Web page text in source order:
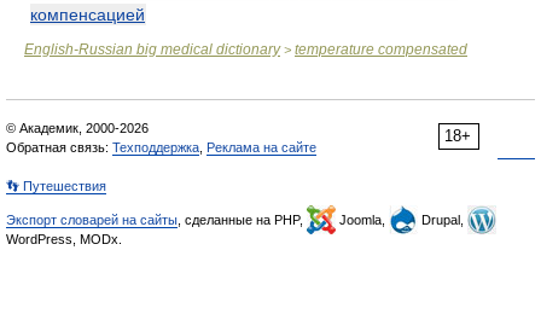
компенсацией
English-Russian big medical dictionary> temperature compensated
18+
© Академик, 2000-2026
Обратная связь: Техподдержка Реклама на сайте
👣 Путешествия
Экспорт словарей на сайты , сделанные на PHP, Joomla,
Drupal,
WordPress, MODx.